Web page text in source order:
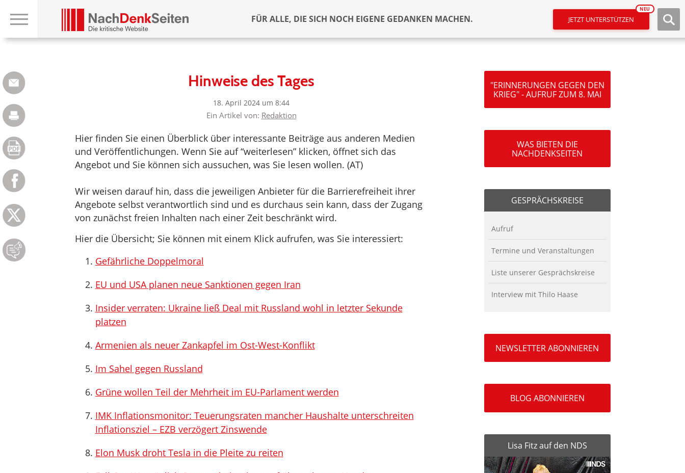
FÜR ALLE, DIE SICH NOCH EIGENE GEDANKEN MACHEN. JETZT UNTERSTÜTZEN
NEU
Hinweise des Tages
18. April 2024 um 8:44
Ein Artikel von: Redaktion
Hier finden Sie einen Überblick über interessante Beiträge aus anderen Medien
und Veröffentlichungen. Wenn Sie auf “weiterlesen” klicken, öffnet sich das
Angebot und Sie können sich aussuchen, was Sie lesen wollen. (AT)
Wir weisen darauf hin, dass die jeweiligen Anbieter für die Barrierefreiheit ihrer
Angebote selbst verantwortlich sind und es durchaus sein kann, dass der Zugang
von zunächst freien Inhalten nach einer Zeit beschränkt wird.
Hier die Übersicht; Sie können mit einem Klick aufrufen, was Sie interessiert:
Gefährliche Doppelmoral
EU und USA planen neue Sanktionen gegen Iran
Insider verraten: Ukraine ließ Deal mit Russland wohl in letzter Sekunde
platzen
Armenien als neuer Zankapfel im Ost-West-Konflikt
Im Sahel gegen Russland
Grüne wollen Teil der Mehrheit im EU-Parlament werden
IMK Inflationsmonitor: Teuerungsraten mancher Haushalte unterschreiten
Inflationsziel – EZB verzögert Zinswende
Elon Musk droht Tesla in die Pleite zu reiten
"ERINNERUNGEN GEGEN DEN
KRIEG" - AUFRUF ZUM 8. MAI
WAS BIETEN DIE
NACHDENKSEITEN
GESPRÄCHSKREISE
Aufruf
Termine und Veranstaltungen
Liste unserer Gesprächskreise
Interview mit Thilo Haase
NEWSLETTER ABONNIEREN
BLOG ABONNIEREN
Lisa Fitz auf den NDS